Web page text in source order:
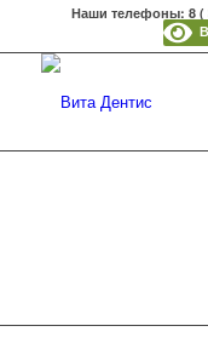
Наши телефоны: 8 (